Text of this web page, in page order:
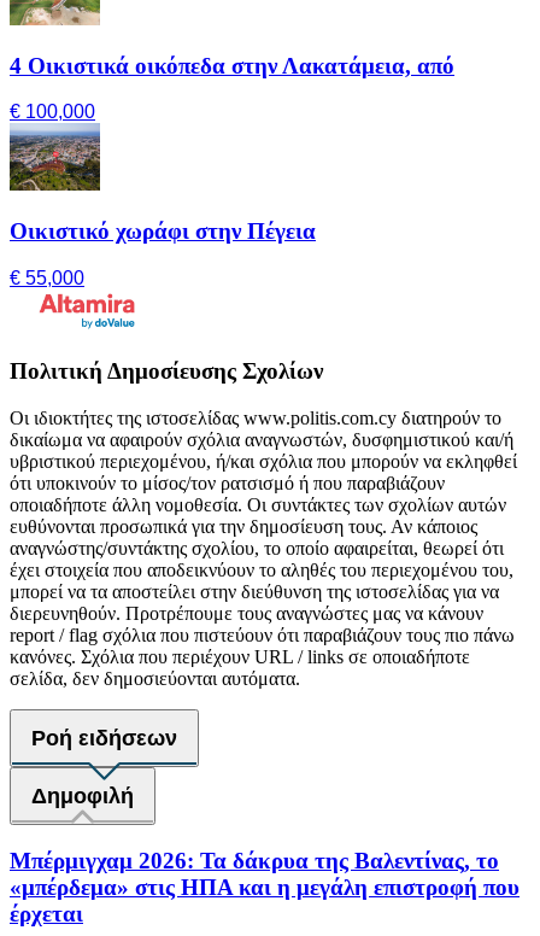
4 Οικιστικά οικόπεδα στην Λακατάμεια, από
€ 100,000
Οικιστικό χωράφι στην Πέγεια
€ 55,000
Πολιτική Δημοσίευσης Σχολίων
Οι ιδιοκτήτες της ιστοσελίδας www.politis.com.cy διατηρούν το
δικαίωμα να αφαιρούν σχόλια αναγνωστών, δυσφημιστικού και/ή
υβριστικού περιεχομένου, ή/και σχόλια που μπορούν να εκληφθεί
ότι υποκινούν το μίσος/τον ρατσισμό ή που παραβιάζουν
οποιαδήποτε άλλη νομοθεσία. Οι συντάκτες των σχολίων αυτών
ευθύνονται προσωπικά για την δημοσίευση τους. Αν κάποιος
αναγνώστης/συντάκτης σχολίου, το οποίο αφαιρείται, θεωρεί ότι
έχει στοιχεία που αποδεικνύουν το αληθές του περιεχομένου του,
μπορεί να τα αποστείλει στην διεύθυνση της ιστοσελίδας για να
διερευνηθούν. Προτρέπουμε τους αναγνώστες μας να κάνουν
report / flag σχόλια που πιστεύουν ότι παραβιάζουν τους πιο πάνω
κανόνες. Σχόλια που περιέχουν URL / links σε οποιαδήποτε
σελίδα, δεν δημοσιεύονται αυτόματα.
Ροή ειδήσεων
Δημοφιλή
Μπέρμιγχαμ 2026: Τα δάκρυα της Βαλεντίνας, το
«μπέρδεμα» στις ΗΠΑ και η μεγάλη επιστροφή που
έρχεται